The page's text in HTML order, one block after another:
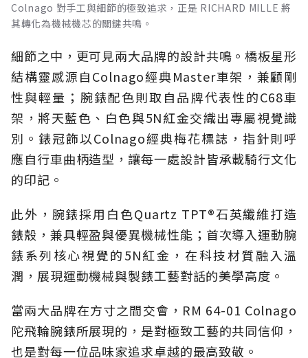
Colnago 對手工與細節的極致追求，正是 RICHARD MILLE 將
其轉化為機械機芯的關鍵共鳴。
細節之中，更可見兩大品牌的設計共鳴。橋板星形
結構靈感源自Colnago經典Master車架，兼顧剛
性與輕量；腕錶配色則取自品牌代表性的C68車
架，將天藍色、白色與5N紅金交織出專屬視覺識
別。錶冠飾以Colnago經典梅花標誌，指針則呼
應自行車曲柄造型，讓每一處設計皆承載騎行文化
的印記。
此外，腕錶採用白色Quartz TPT®石英纖維打造
錶殼，兼具輕盈與優異機械性能；首次導入運動腕
錶系列核心視覺的5N紅金，在科技材質融入溫
潤，展現運動機械與製錶工藝對話的美學高度。
當兩大品牌在方寸之間交會，RM 64-01 Colnago
陀飛輪腕錶所展現的，是對極致工藝的共同信仰，
也是對每一位品味家追求卓越的最高致敬。